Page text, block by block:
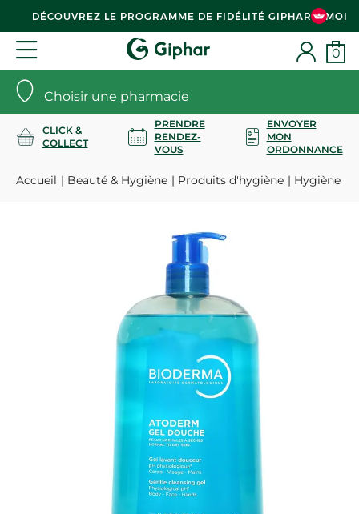
DÉCOUVREZ LE PROGRAMME DE FIDÉLITÉ GIPHAR & MOI
Choisir une pharmacie
0
CLICK &
COLLECT
PRENDRE
RENDEZ-
VOUS
ENVOYER
MON
ORDONNANCE
Accueil Beauté & Hygiène Produits d'hygiène Hygiène